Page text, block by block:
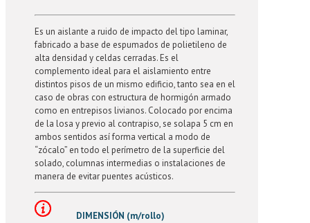
Es un aislante a ruido de impacto del tipo laminar,
fabricado a base de espumados de polietileno de
alta densidad y celdas cerradas. Es el
complemento ideal para el aislamiento entre
distintos pisos de un mismo edificio, tanto sea en el
caso de obras con estructura de hormigón armado
como en entrepisos livianos. Colocado por encima
de la losa y previo al contrapiso, se solapa 5 cm en
ambos sentidos así forma vertical a modo de
“zócalo” en todo el perímetro de la superficie del
solado, columnas intermedias o instalaciones de
manera de evitar puentes acústicos.
DIMENSIÓN (m/rollo)